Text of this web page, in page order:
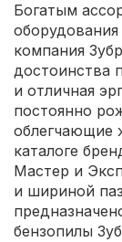
Богатым
компания
достоинства
и отличная
постоянно
облегчающие
каталоге
Мастер и
и шириной
бензопилы